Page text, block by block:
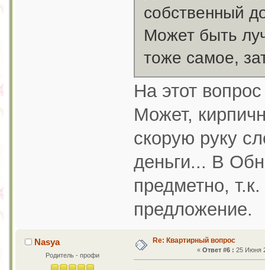
собственный
Может быть
тоже самое,
На этот
Может,
скорую руку
деньги... В
предметно,
предложение.
Nasya
Родитель - профи
Re: Квартирный вопрос
« Ответ #6 : 25 Июня